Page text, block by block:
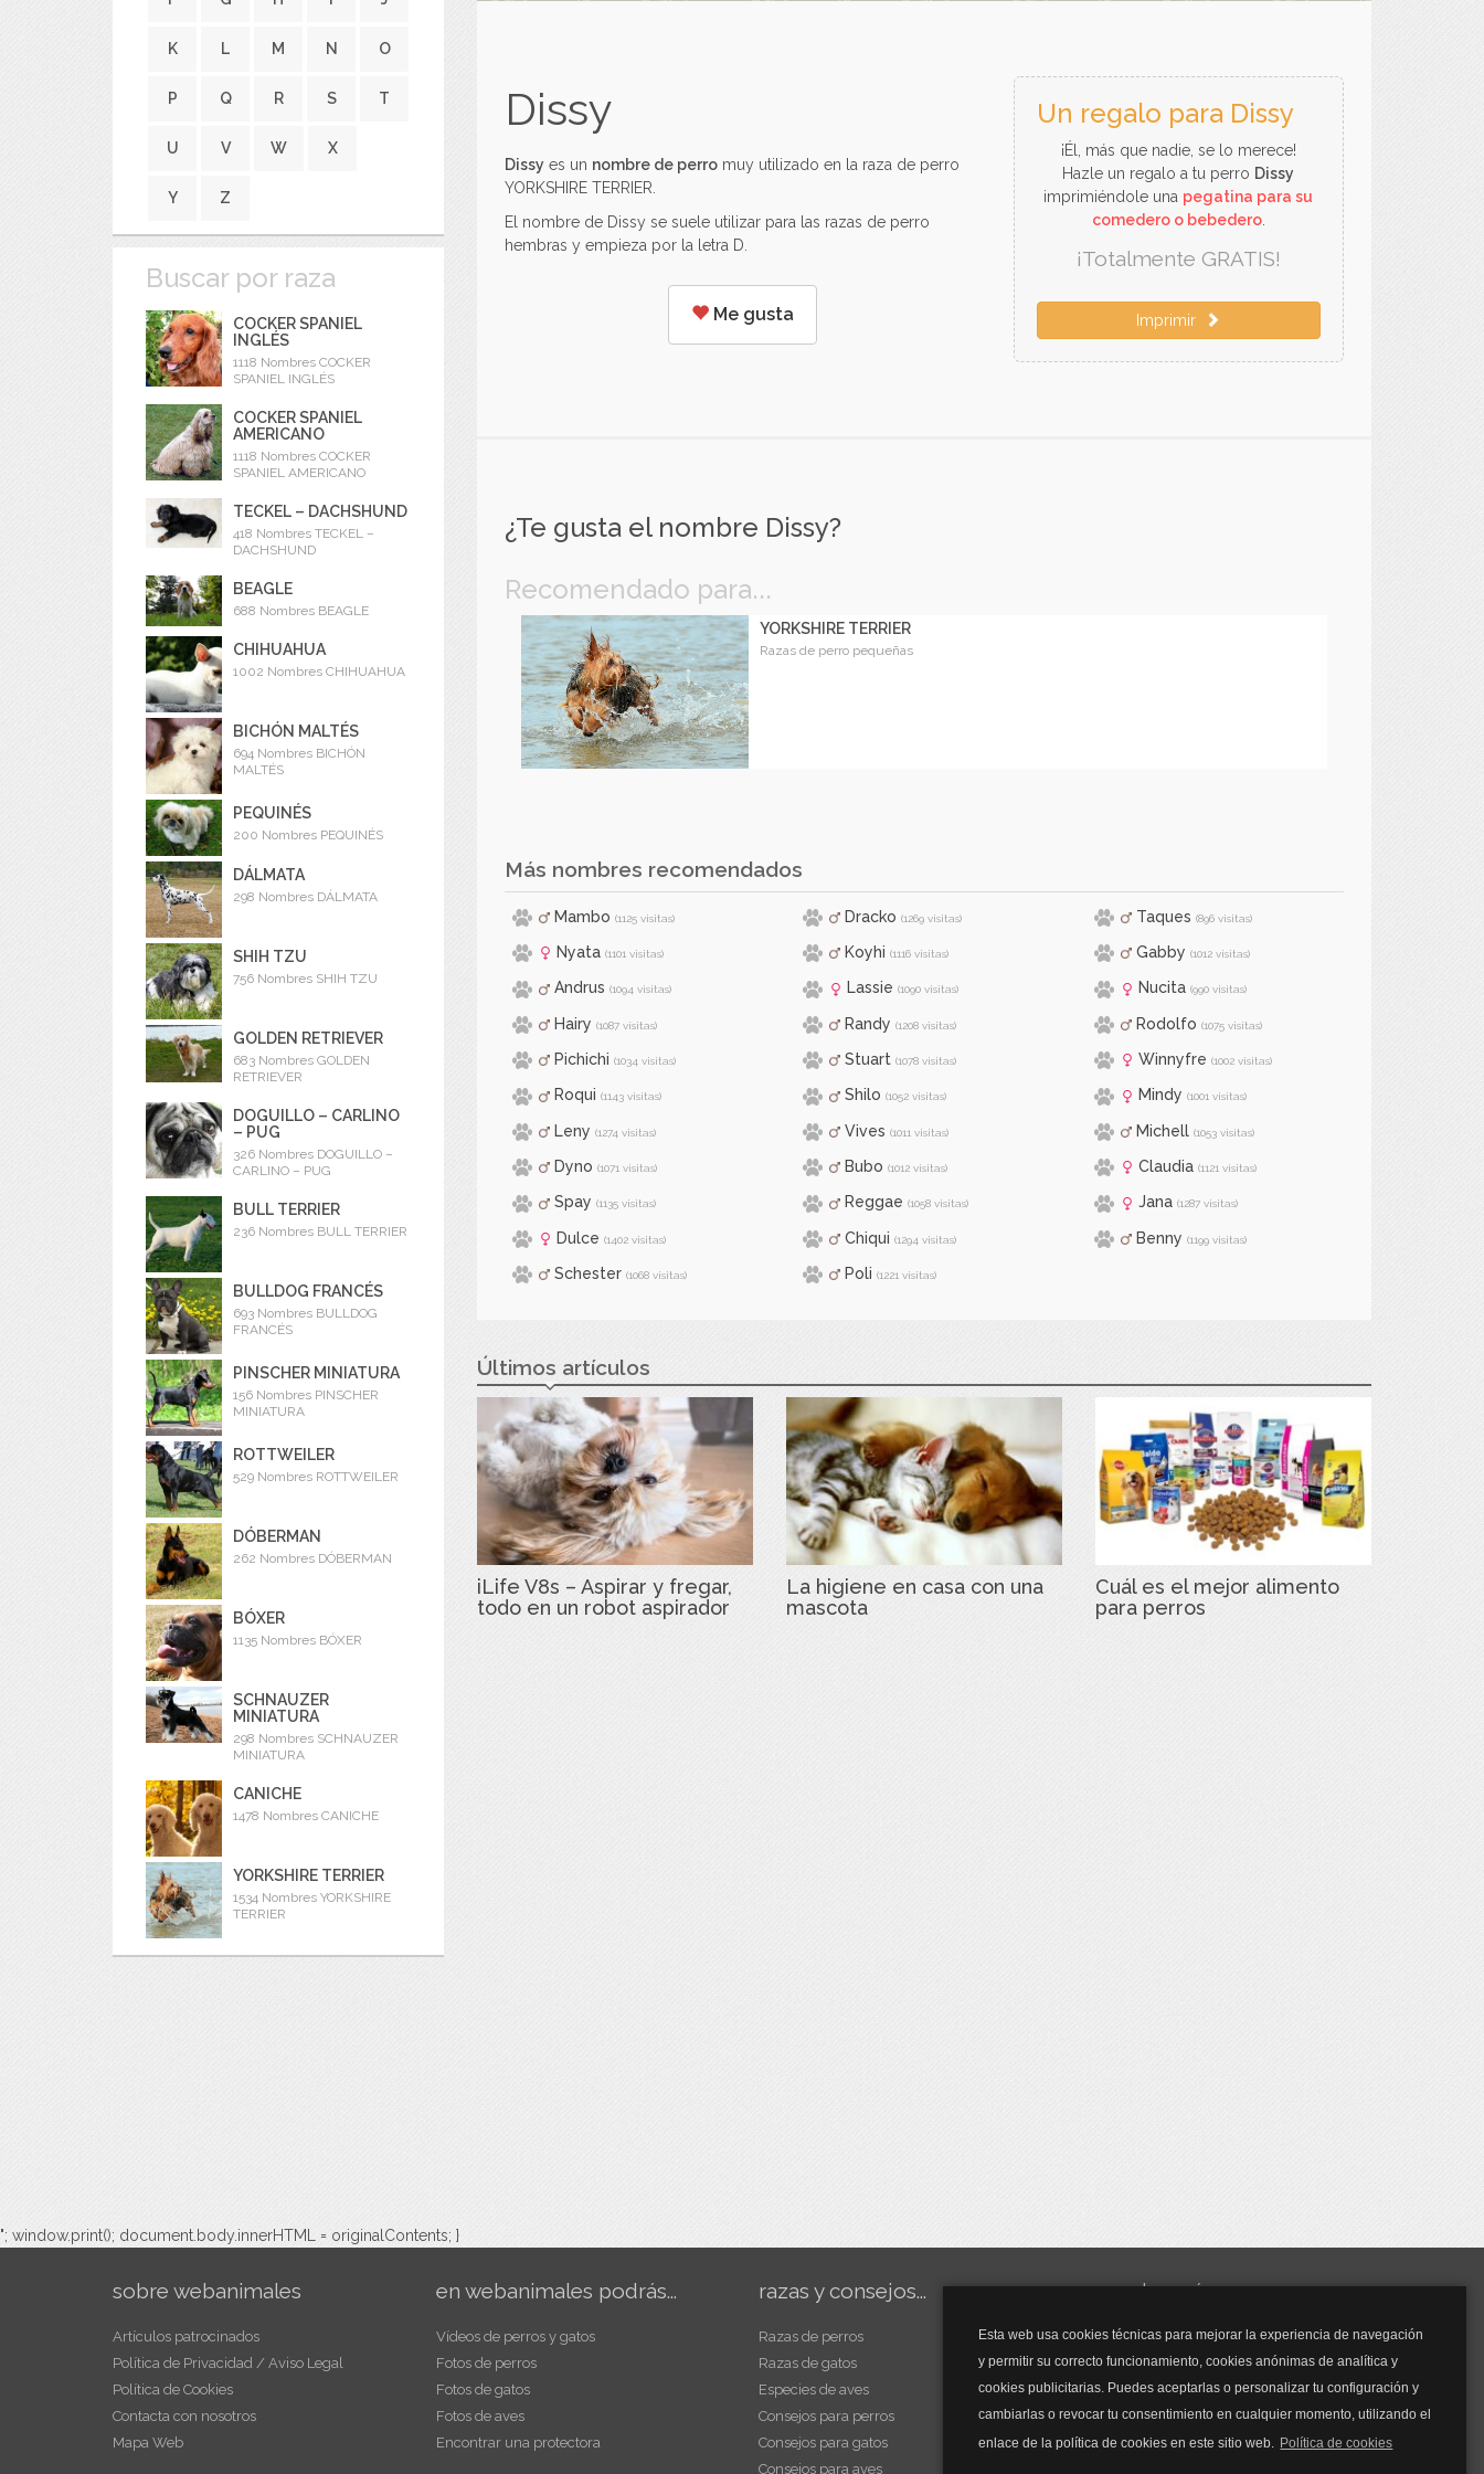
Esta web usa cookies técnicas para mejorar la experiencia de navegación
y permitir su correcto funcionamiento, cookies anónimas de analítica y
cookies publicitarias. Puedes aceptarlas o personalizar tu configuración y
cambiarlas o revocar tu consentimiento en cualquier momento, utilizando el
enlace de la política de cookies en este sitio web. Política de cookies
K L M N O
P Q R S T
U V W X
Y Z
Buscar por raza
COCKER SPANIEL
INGLÉS
1118 Nombres COCKER
SPANIEL INGLÉS
COCKER SPANIEL
AMERICANO
1118 Nombres COCKER
SPANIEL AMERICANO
TECKEL – DACHSHUND
418 Nombres TECKEL –
DACHSHUND
BEAGLE
688 Nombres BEAGLE
CHIHUAHUA
1002 Nombres CHIHUAHUA
BICHÓN MALTÉS
694 Nombres BICHÓN
MALTÉS
PEQUINÉS
200 Nombres PEQUINÉS
DÁLMATA
298 Nombres DÁLMATA
SHIH TZU
756 Nombres SHIH TZU
GOLDEN RETRIEVER
683 Nombres GOLDEN
RETRIEVER
DOGUILLO – CARLINO
– PUG
326 Nombres DOGUILLO –
CARLINO – PUG
BULL TERRIER
236 Nombres BULL TERRIER
BULLDOG FRANCÉS
693 Nombres BULLDOG
FRANCÉS
PINSCHER MINIATURA
156 Nombres PINSCHER
MINIATURA
ROTTWEILER
529 Nombres ROTTWEILER
DÓBERMAN
262 Nombres DÓBERMAN
BÓXER
1135 Nombres BÓXER
SCHNAUZER
MINIATURA
298 Nombres SCHNAUZER
MINIATURA
CANICHE
1478 Nombres CANICHE
YORKSHIRE TERRIER
1534 Nombres YORKSHIRE
TERRIER
Dissy
Dissy es un nombre de perro muy utilizado en la raza de perro
YORKSHIRE TERRIER.
El nombre de Dissy se suele utilizar para las razas de perro
hembras y empieza por la letra D.
Me gusta
Un regalo para Dissy
¡Él, más que nadie, se lo merece!
Hazle un regalo a tu perro Dissy
imprimiéndole una pegatina para su
comedero o bebedero.
¡Totalmente GRATIS!
Imprimir
¿Te gusta el nombre Dissy?
Recomendado para...
YORKSHIRE TERRIER
Razas de perro pequeñas
Más nombres recomendados
Mambo (1125 visitas) Dracko (1269 visitas) Taques (896 visitas)
Nyata (1101 visitas) Koyhi (1116 visitas) Gabby (1012 visitas)
Andrus (1094 visitas) Lassie (1090 visitas) Nucita (990 visitas)
Hairy (1087 visitas) Randy (1208 visitas) Rodolfo (1075 visitas)
Pichichi (1034 visitas) Stuart (1078 visitas) Winnyfre (1002 visitas)
Roqui (1143 visitas) Shilo (1052 visitas) Mindy (1001 visitas)
Leny (1274 visitas) Vives (1011 visitas) Michell (1053 visitas)
Dyno (1071 visitas) Bubo (1012 visitas) Claudia (1121 visitas)
Spay (1135 visitas) Reggae (1058 visitas) Jana (1287 visitas)
Dulce (1402 visitas) Chiqui (1294 visitas) Benny (1199 visitas)
Schester (1068 visitas) Poli (1221 visitas)
Últimos artículos
iLife V8s – Aspirar y fregar,
todo en un robot aspirador
La higiene en casa con una
mascota
Cuál es el mejor alimento
para perros
"; window.print(); document.body.innerHTML = originalContents; }
sobre webanimales
Artículos patrocinados
Política de Privacidad / Aviso Legal
Política de Cookies
Contacta con nosotros
Mapa Web
en webanimales podrás...
Vídeos de perros y gatos
Fotos de perros
Fotos de gatos
Fotos de aves
Encontrar una protectora
razas y consejos...
Razas de perros
Razas de gatos
Especies de aves
Consejos para perros
Consejos para gatos
Consejos para aves
y mucho más...
Mascarillas
Mascarillas FFP2
Mascarillas FFP3
Bolsos
Bolsos Tous